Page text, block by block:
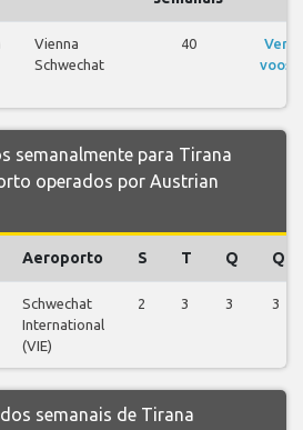
Vienna
Schwechat
40
Ver
voos
semanalmente para Tirana
operados por Austrian
Aeroporto S T Q Q
Schwechat
International
(VIE)
2 3 3 3
semanais de Tirana